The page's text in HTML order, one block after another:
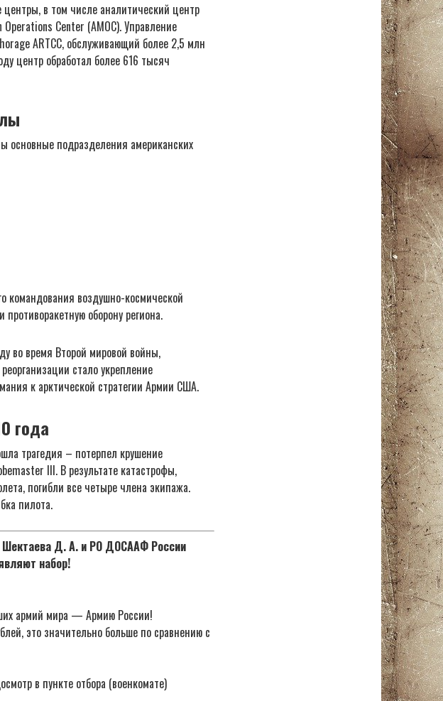
в том числе аналитический центр
Center (AMOC). Управление
ARTCC, обслуживающий более 2,5 млн
центр обработал более 616 тысяч
основные подразделения американских
командования воздушно-космической
оборону региона.
во время Второй мировой войны,
стало укрепление
к арктической стратегии Армии США.
года
трагедия – потерпел крушение
III. В результате катастрофы,
погибли все четыре члена экипажа.
пилота.
Шектаева Д. А. и РО ДОСААФ России
набор!
армий мира — Армию России!
это значительно больше по сравнению с
в пункте отбора (военкомате)